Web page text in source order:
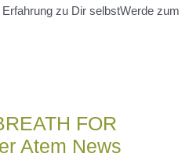
zu Dir selbstWerde zum
FOR
Atem News